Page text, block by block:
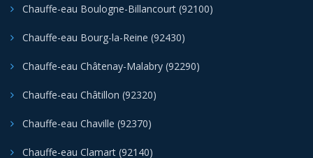
Chauffe-eau Boulogne-Billancourt (92100)
Chauffe-eau Bourg-la-Reine (92430)
Chauffe-eau Châtenay-Malabry (92290)
Chauffe-eau Châtillon (92320)
Chauffe-eau Chaville (92370)
Chauffe-eau Clamart (92140)